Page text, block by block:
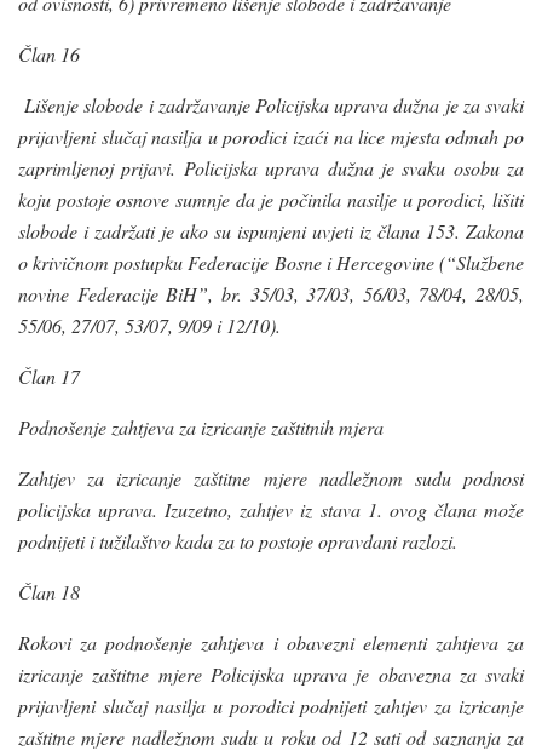
Član 16
Lišenje slobode i zadržavanje Policijska uprava dužna je za svaki
prijavljeni slučaj nasilja u porodici izaći na lice mjesta odmah po
zaprimljenoj prijavi. Policijska uprava dužna je svaku osobu za
koju postoje osnove sumnje da je počinila nasilje u porodici, lišiti
slobode i zadržati je ako su ispunjeni uvjeti iz člana 153. Zakona
o krivičnom postupku Federacije Bosne i Hercegovine (“Službene
novine Federacije BiH”, br. 35/03, 37/03, 56/03, 78/04, 28/05,
55/06, 27/07, 53/07, 9/09 i 12/10).
Član 17
Podnošenje zahtjeva za izricanje zaštitnih mjera
Zahtjev za izricanje zaštitne mjere nadležnom sudu podnosi
policijska uprava. Izuzetno, zahtjev iz stava 1. ovog člana može
podnijeti i tužilaštvo kada za to postoje opravdani razlozi.
Član 18
Rokovi za podnošenje zahtjeva i obavezni elementi zahtjeva za
izricanje zaštitne mjere Policijska uprava je obavezna za svaki
prijavljeni slučaj nasilja u porodici podnijeti zahtjev za izricanje
zaštitne mjere nadležnom sudu u roku od 12 sati od saznanja za